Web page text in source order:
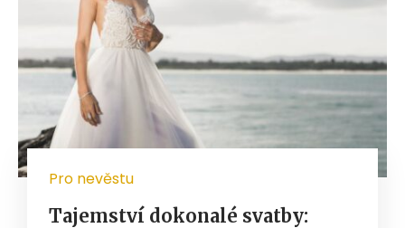
Pro nevěstu
Tajemství dokonalé svatby: